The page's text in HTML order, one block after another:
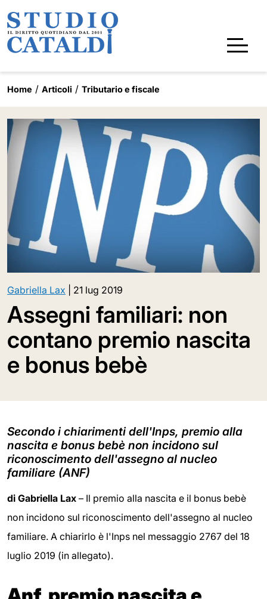
Home Articoli Tributario e fiscale
Gabriella Lax 21 lug 2019
Assegni familiari: non
contano premio nascita
e bonus bebè
Secondo i chiarimenti dell'Inps, premio alla
nascita e bonus bebè non incidono sul
riconoscimento dell'assegno al nucleo
familiare (ANF)
di Gabriella Lax – Il premio alla nascita e il bonus bebè
non incidono sul riconoscimento dell'assegno al nucleo
familiare. A chiarirlo è l'Inps nel messaggio 2767 del 18
luglio 2019 (in allegato).